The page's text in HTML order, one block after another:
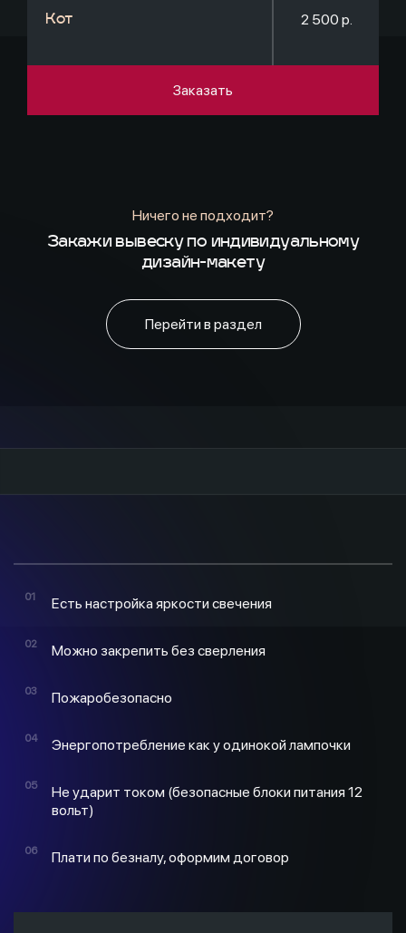
Кот 2 500 р.
Заказать
Ничего не подходит?
Закажи вывеску по индивидуальному
дизайн-макету
Перейти в раздел
Есть настройка яркости свечения
Можно закрепить без сверления
Пожаробезопасно
Энергопотребление как у одинокой лампочки
Не ударит током (безопасные блоки питания 12
вольт)
Плати по безналу, оформим договор